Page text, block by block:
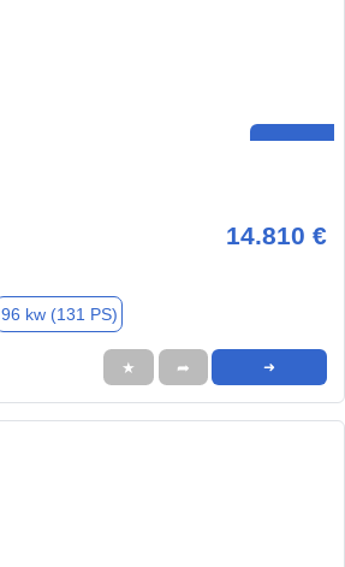
14.810 €
96 kw (131 PS)
★ ➦ ➜